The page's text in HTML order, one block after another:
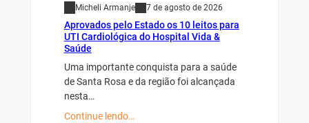
Micheli Armanje 7 de agosto de 2026
Aprovados pelo Estado os 10 leitos para
UTI Cardiológica do Hospital Vida &
Saúde
Uma importante conquista para a saúde
de Santa Rosa e da região foi alcançada
nesta…
Continue lendo…